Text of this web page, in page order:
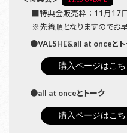
■特典会販売枠 ： 11月17
※先着順となりますのでお
●VALSHE&all at onceとト
購入ページはこち
●all at onceとトーク
購入ページはこち